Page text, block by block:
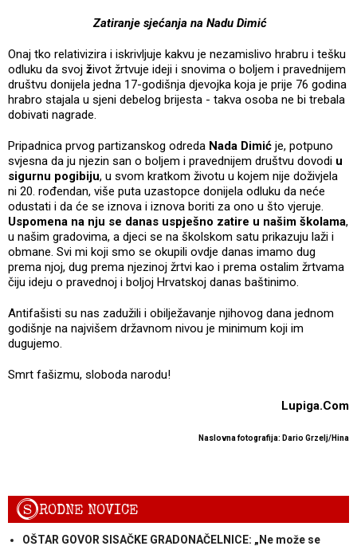
Zatiranje sjećanja na Nadu Dimić
Onaj tko relativizira i iskrivljuje kakvu je nezamislivo hrabru i tešku
odluku da svoj život žrtvuje ideji i snovima o boljem i pravednijem
društvu donijela jedna 17-godišnja djevojka koja je prije 76 godina
hrabro stajala u sjeni debelog brijesta - takva osoba ne bi trebala
dobivati nagrade.
Pripadnica prvog partizanskog odreda Nada Dimić je, potpuno
svjesna da ju njezin san o boljem i pravednijem društvu dovodi u
sigurnu pogibiju, u svom kratkom životu u kojem nije doživjela
ni 20. rođendan, više puta uzastopce donijela odluku da neće
odustati i da će se iznova i iznova boriti za ono u što vjeruje.
Uspomena na nju se danas uspješno zatire u našim školama,
u našim gradovima, a djeci se na školskom satu prikazuju laži i
obmane. Svi mi koji smo se okupili ovdje danas imamo dug
prema njoj, dug prema njezinoj žrtvi kao i prema ostalim žrtvama
čiju ideju o pravednoj i boljoj Hrvatskoj danas baštinimo.
Antifašisti su nas zadužili i obilježavanje njihovog dana jednom
godišnje na najvišem državnom nivou je minimum koji im
dugujemo.
Smrt fašizmu, sloboda narodu!
Lupiga.Com
Naslovna fotografija: Dario Grzelj/Hina
SRODNE NOVICE
OŠTAR GOVOR SISAČKE GRADONAČELNICE: „Ne može se